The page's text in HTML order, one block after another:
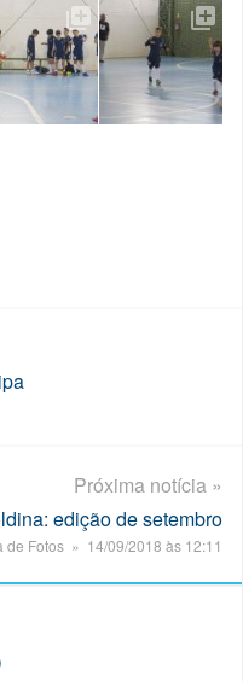
Próxima notícia »
edição de setembro
de Fotos » 14/09/2018 às 12:11